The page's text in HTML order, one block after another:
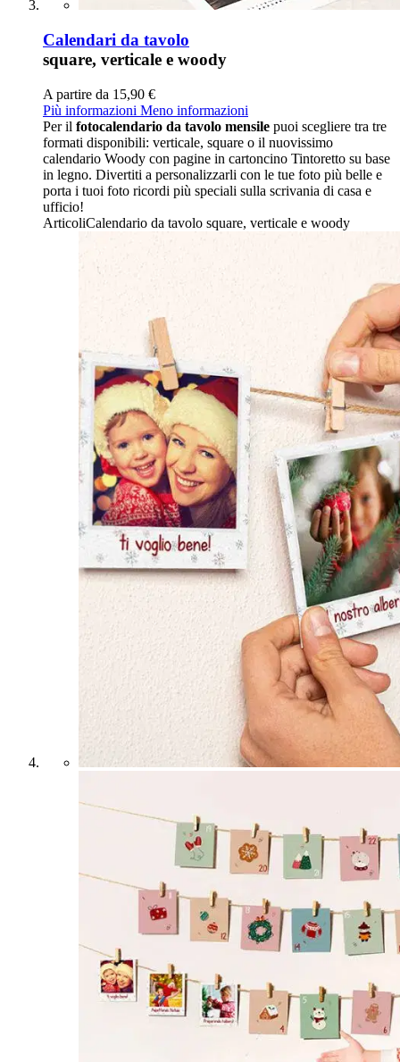
Calendari da tavolo
square, verticale e woody
A partire da 15,90 €
Più informazioni Meno informazioni
Per il fotocalendario da tavolo mensile puoi scegliere tra tre
formati disponibili: verticale, square o il nuovissimo
calendario Woody con pagine in cartoncino Tintoretto su base
in legno. Divertiti a personalizzarli con le tue foto più belle e
porta i tuoi foto ricordi più speciali sulla scrivania di casa e
ufficio!
ArticoliCalendario da tavolo square, verticale e woody